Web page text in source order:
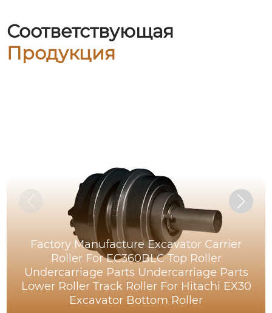
Соответствующая
Продукция
Factory Manufacture Excavator Carrier
Roller For EC360BLC Top Roller
Undercarriage Parts Undercarriage Parts
Lower Roller Track Roller For Hitachi EX30
Excavator Bottom Roller